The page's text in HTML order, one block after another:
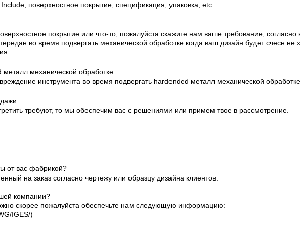
поверхностное покрытие, спецификация, упаковка, etc.
покрытие или что-то, пожалуйста скажите нам ваше требование,
во время подвергать механической обработке когда ваш дизайн будет счесн
металл механической обработке
инструмента во время подвергать hardended металл механической
требуют, то мы обеспечим вас с решениями или примем твое в рассмотрение.
от вас фабрикой?
на заказ согласно чертежу или образцу дизайна клиентов.
компании?
скорее пожалуйста обеспечьте нам следующую информацию:
IGES/)